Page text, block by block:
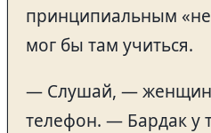
принципиальным
мог бы там учиться.
— Слушай, —
телефон. — Бардак у